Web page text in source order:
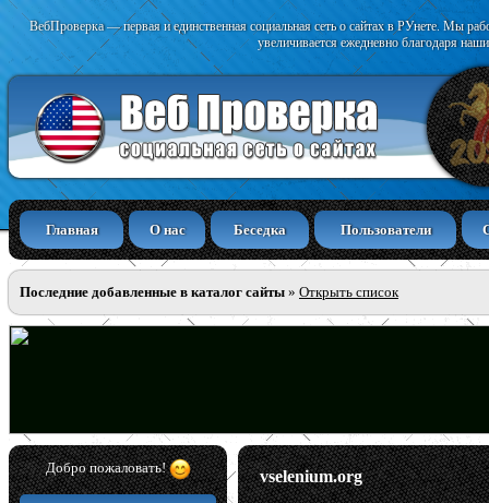
ВебПроверка — первая и единственная социальная сеть о сайтах в РУнете. Мы
увеличивается ежедневно благодаря
Главная О нас Беседка Пользователи
Последние добавленные в каталог сайты » Открыть список
Добро пожаловать! vselenium.org